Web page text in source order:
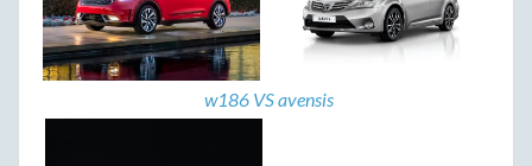
w186 VS avensis